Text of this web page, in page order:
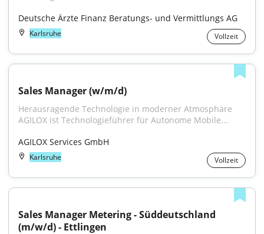
Deutsche Ärzte Finanz Beratungs- und Vermittlungs AG
Karlsruhe Vollzeit
Sales Manager (w/m/d)
Herausragende Technologie in moderner Atmosphäre
AGILOX ist Technologieführer für Autonome Mobile...
AGILOX Services GmbH
Karlsruhe Vollzeit
Sales Manager Metering - Süddeutschland
(m/w/d) - Ettlingen